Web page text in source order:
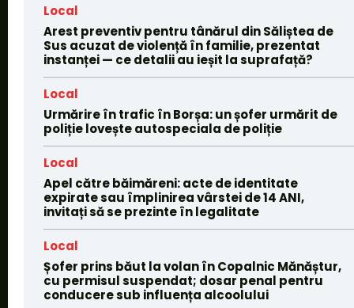
Local
Arest preventiv pentru tânărul din Săliștea de
Sus acuzat de violență în familie, prezentat
instanței — ce detalii au ieșit la suprafață?
Local
Urmărire în trafic în Borșa: un șofer urmărit de
poliție lovește autospeciala de poliție
Local
Apel către băimăreni: acte de identitate
expirate sau împlinirea vârstei de 14 ANI,
invitați să se prezinte în legalitate
Local
Șofer prins băut la volan în Copalnic Mănăștur,
cu permisul suspendat; dosar penal pentru
conducere sub influența alcoolului